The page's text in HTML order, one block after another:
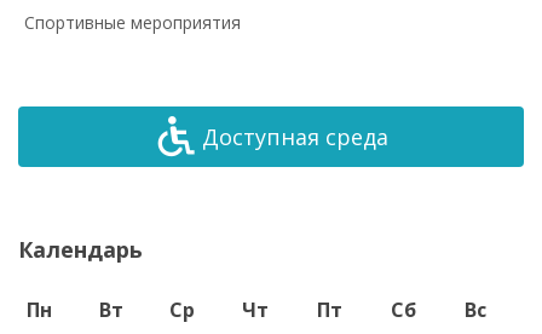
Спортивные мероприятия
Доступная среда
Календарь
Пн Вт Ср Чт Пт Сб
Вс